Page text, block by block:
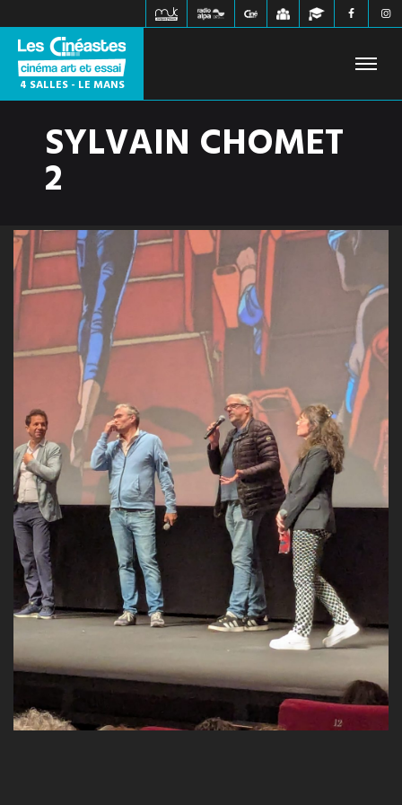
4 SALLES - LE MANS
FILMS À L'AFFICHE PROCHAINEMENT HORAIRES
INFOS PRATIQUES CONTACT
SYLVAIN CHOMET
2